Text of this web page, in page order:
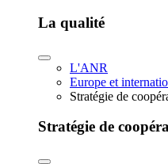
La qualité
L'ANR
Europe et
Stratégie de
Stratégie de